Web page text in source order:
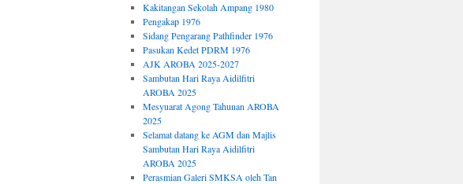
Kakitangan Sekolah Ampang 1980
Pengakap 1976
Sidang Pengarang Pathfinder 1976
Pasukan Kedet PDRM 1976
AJK AROBA 2025-2027
Sambutan Hari Raya Aidilfitri
AROBA 2025
Mesyuarat Agong Tahunan AROBA
2025
Selamat datang ke AGM dan Majlis
Sambutan Hari Raya Aidilfitri
AROBA 2025
Perasmian Galeri SMKSA oleh Tan